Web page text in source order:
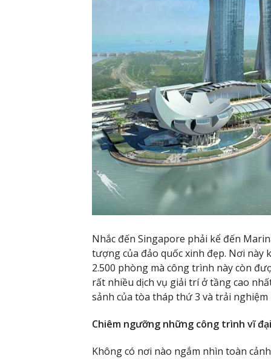
Nhắc đến Singapore phải kể đến
tượng của đảo quốc xinh đẹp. Nơi này
2.500 phòng mà công trình này còn
rất nhiều dịch vụ giải trí ở tầng cao
sảnh của tòa tháp thứ 3 và trải
Chiêm ngưỡng những công trình vĩ
Không có nơi nào ngắm nhìn toàn